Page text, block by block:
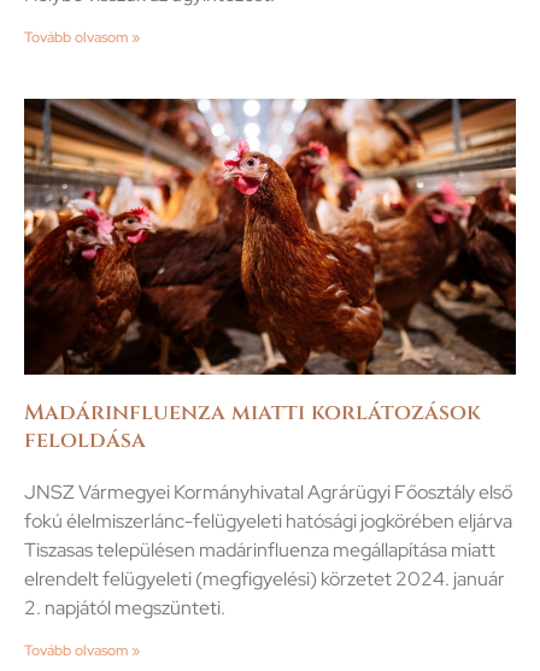
Tovább olvasom »
Madárinfluenza miatti korlátozások
feloldása
JNSZ Vármegyei Kormányhivatal Agrárügyi Főosztály első
fokú élelmiszerlánc-felügyeleti hatósági jogkörében eljárva
Tiszasas településen madárinfluenza megállapítása miatt
elrendelt felügyeleti (megfigyelési) körzetet 2024. január
2. napjától megszünteti.
Tovább olvasom »